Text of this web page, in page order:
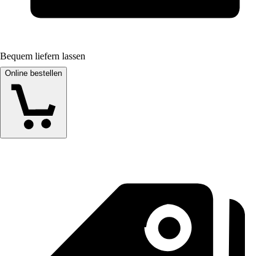
Bequem liefern lassen
Online bestellen